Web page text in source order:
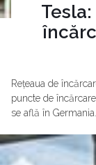
Rețeaua de
puncte de
se află în Germania.